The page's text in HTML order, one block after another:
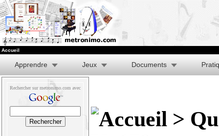
Accueil
Apprendre Jeux Documents
Rechercher sur metronimo.com avec
>